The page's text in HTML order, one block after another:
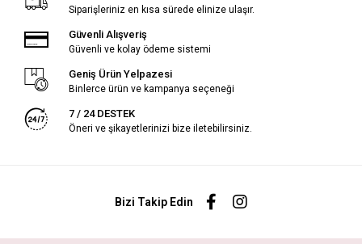
Siparişleriniz en kısa sürede elinize ulaşır.
Güvenli Alışveriş
Güvenli ve kolay ödeme sistemi
Geniş Ürün Yelpazesi
Binlerce ürün ve kampanya seçeneği
7 / 24 DESTEK
Öneri ve şikayetlerinizi bize iletebilirsiniz.
Bizi Takip Edin